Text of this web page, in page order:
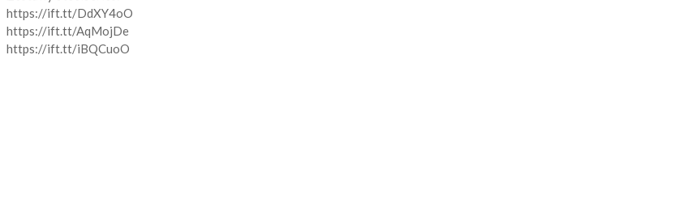
https://ift.tt/DdXY4oO
https://ift.tt/AqMojDe
https://ift.tt/iBQCuoO